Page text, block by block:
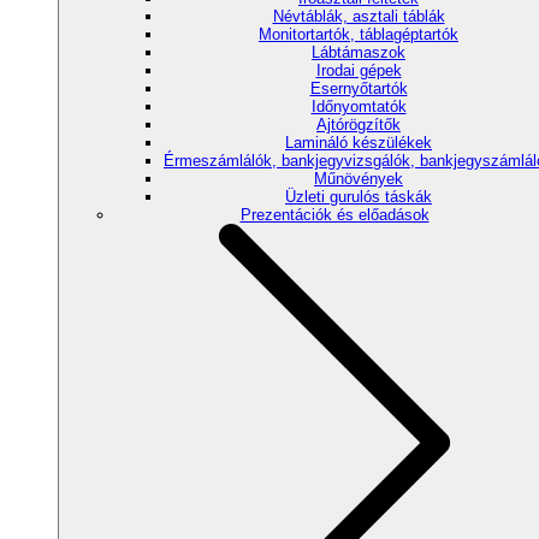
Névtáblák, asztali táblák
Monitortartók, táblagéptartók
Lábtámaszok
Irodai gépek
Esernyőtartók
Időnyomtatók
Ajtórögzítők
Lamináló készülékek
Érmeszámlálók, bankjegyvizsgálók,
Műnövények
Üzleti gurulós táskák
Prezentációk és előadások